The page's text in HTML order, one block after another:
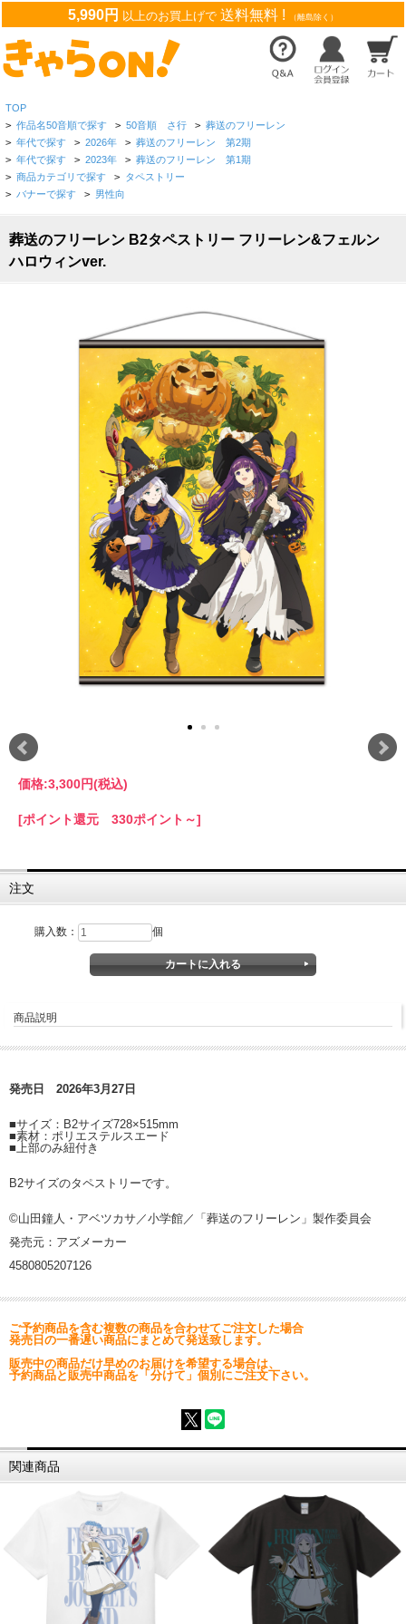
5,990円 以上のお買上げで 送料無料 ! （離島除く）
TOP
> 作品名50音順で探す > 50音順 さ行 > 葬送のフリーレン
> 年代で探す > 2026年 > 葬送のフリーレン 第2期
> 年代で探す > 2023年 > 葬送のフリーレン 第1期
> 商品カテゴリで探す > タペストリー
> バナーで探す > 男性向
葬送のフリーレン B2タペストリー フリーレン&フェルン
ハロウィンver.
価格:3,300円(税込)
[ポイント還元 330ポイント～]
注文
購入数： 個
商品説明
発売日 2026年3月27日
■サイズ：B2サイズ728×515mm
■素材：ポリエステルスエード
■上部のみ紐付き
B2サイズのタペストリーです。
©山田鐘人・アベツカサ／小学館／「葬送のフリーレン」製作委員会
発売元：アズメーカー
4580805207126
ご予約商品を含む複数の商品を合わせてご注文した場合
発売日の一番遅い商品にまとめて発送致します。
販売中の商品だけ早めのお届けを希望する場合は、
予約商品と販売中商品を「分けて」個別にご注文下さい。
関連商品